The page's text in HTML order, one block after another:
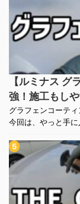
【ルミナス グ
強！施工もしや
グラフェンコーテ
今回は、やっと手